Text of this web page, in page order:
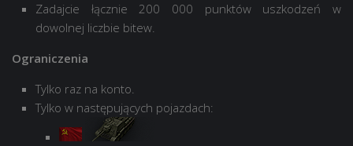
Zadajcie łącznie 200 000 punktów uszkodzeń w
dowolnej liczbie bitew.
Ograniczenia
Tylko raz na konto.
Tylko w następujących pojazdach: